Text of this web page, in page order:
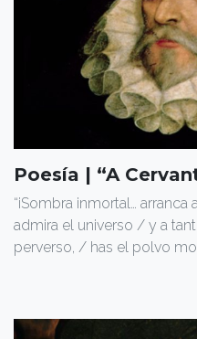
Poesía | “A
“¡Sombra inmortal…
admira el universo / y a
perverso, / has el polvo